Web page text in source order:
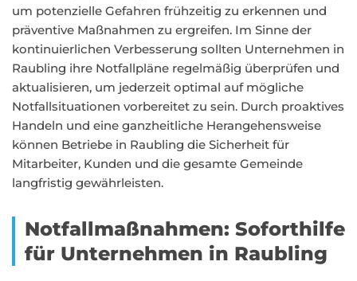
um potenzielle Gefahren frühzeitig zu erkennen und
präventive Maßnahmen zu ergreifen. Im Sinne der
kontinuierlichen Verbesserung sollten Unternehmen in
Raubling ihre Notfallpläne regelmäßig überprüfen und
aktualisieren, um jederzeit optimal auf mögliche
Notfallsituationen vorbereitet zu sein. Durch proaktives
Handeln und eine ganzheitliche Herangehensweise
können Betriebe in Raubling die Sicherheit für
Mitarbeiter, Kunden und die gesamte Gemeinde
langfristig gewährleisten.
Notfallmaßnahmen: Soforthilfe
für Unternehmen in Raubling